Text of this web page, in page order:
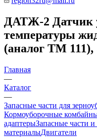
ДАТЖ-2 Датчик
температуры
(аналог ТМ
Главная
—
Каталог
—
Запасные части для
Кормоуборочные
адаптерыЗапасные части
материалыДвигатели